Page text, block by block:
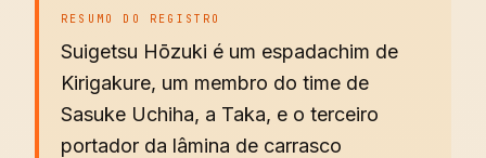
RESUMO DO REGISTRO
Suigetsu Hōzuki é um espadachim de
Kirigakure, um membro do time de
Sasuke Uchiha, a Taka, e o terceiro
portador da lâmina de carrasco